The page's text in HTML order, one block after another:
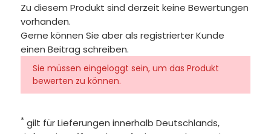
Zu diesem Produkt sind derzeit keine Bewertungen
vorhanden.
Gerne können Sie aber als registrierter Kunde
einen Beitrag schreiben.
Sie müssen eingeloggt sein, um das Produkt
bewerten zu können.
* gilt für Lieferungen innerhalb Deutschlands,